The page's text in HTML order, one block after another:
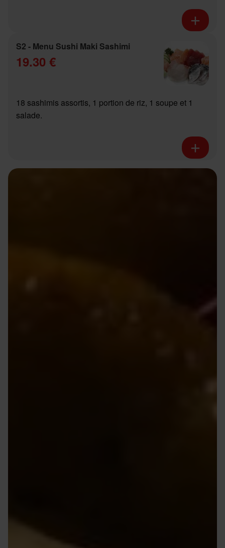
S2 - Menu Sushi Maki Sashimi
19.30 €
18 sashimis assortis, 1 portion de riz, 1 soupe et 1
salade.